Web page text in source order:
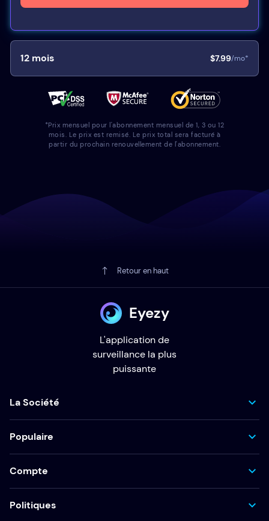
12 mois $7.99/mo*
*Prix mensuel pour l'abonnement mensuel de 1, 3 ou 12
mois. Le prix est remisé. Le prix total sera facturé à
partir du prochain renouvellement de l'abonnement.
Retour en haut
Eyezy
L'application de
surveillance la plus
puissante
La Société
Populaire
Compte
Politiques